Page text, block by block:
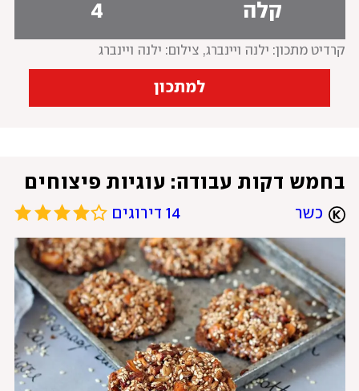
קלה 4
קרדיט מתכון: ילנה ויינברג, צילום: ילנה ויינברג
למתכון
בחמש דקות עבודה: עוגיות פיצוחים
כשר 14 דירוגים